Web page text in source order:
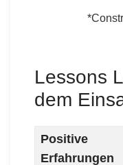
Lessons
dem
Positive
Erfahrungen